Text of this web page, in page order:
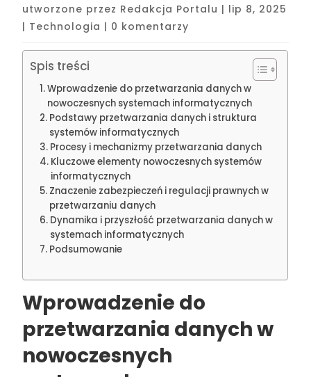
utworzone przez Redakcja Portalu | lip 8, 2025
| Technologia | 0 komentarzy
Spis treści
Wprowadzenie do przetwarzania danych w
nowoczesnych systemach informatycznych
Podstawy przetwarzania danych i struktura
systemów informatycznych
Procesy i mechanizmy przetwarzania danych
Kluczowe elementy nowoczesnych systemów
informatycznych
Znaczenie zabezpieczeń i regulacji prawnych w
przetwarzaniu danych
Dynamika i przyszłość przetwarzania danych w
systemach informatycznych
Podsumowanie
Wprowadzenie do
przetwarzania danych w
nowoczesnych